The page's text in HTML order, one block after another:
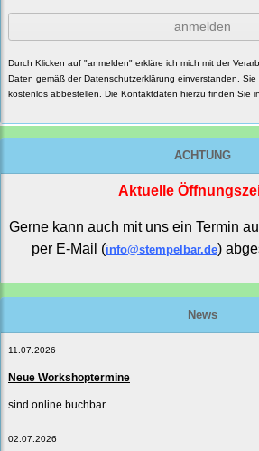
anmelden
Durch Klicken auf "anmelden" erkläre ich mich mit der
Daten gemäß der Datenschutzerklärung einverstanden.
kostenlos abbestellen. Die Kontaktdaten hierzu finden Sie
ACHTUNG
Aktuelle
Gerne kann auch mit uns ein Termin
per E-Mail (info@stempelbar.de)
News
11.07.2026
Neue Workshoptermine
sind online buchbar.
02.07.2026